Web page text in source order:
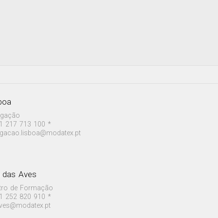
217 713 100 *
das Aves
de Formação
252 820 910 *